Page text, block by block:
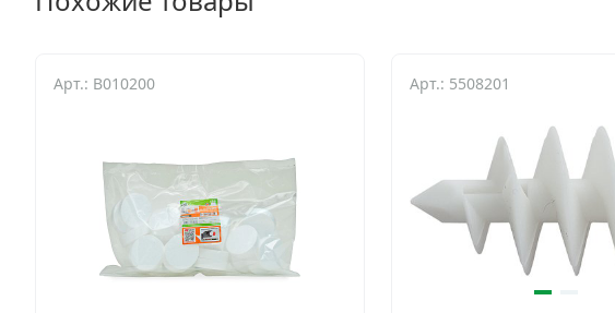
Арт.: B010200 Арт.: 5508201